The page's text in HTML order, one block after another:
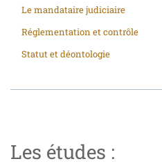
Le mandataire judiciaire
Réglementation et contrôle
Statut et déontologie
Les études :